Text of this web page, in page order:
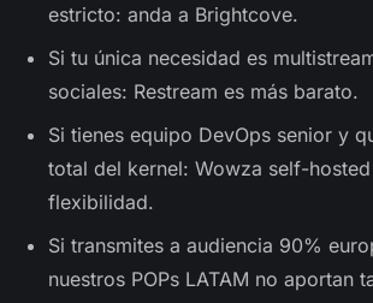
estricto: anda a Brightcove.
Si tu única necesidad es
sociales: Restream es más barato.
Si tienes equipo DevOps senior y
total del kernel: Wowza self-
flexibilidad.
Si transmites a audiencia 90%
nuestros POPs LATAM no aportan